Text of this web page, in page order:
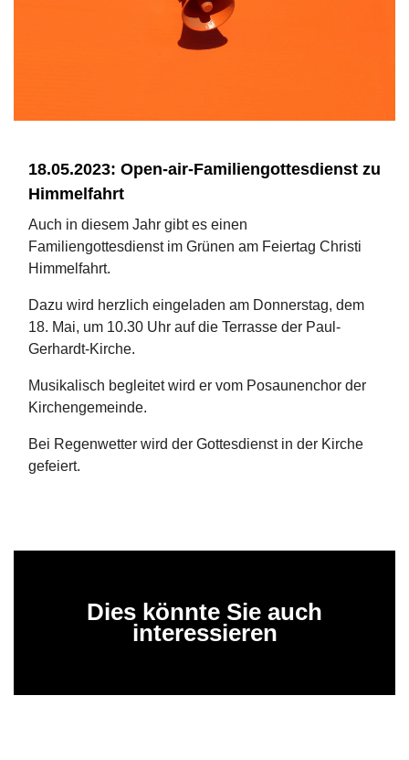
18.05.2023: Open-air-Familiengottesdienst zu
Himmelfahrt
Auch in diesem Jahr gibt es einen
Familiengottesdienst im Grünen am Feiertag Christi
Himmelfahrt.
Dazu wird herzlich eingeladen am Donnerstag, dem
18. Mai, um 10.30 Uhr auf die Terrasse der Paul-
Gerhardt-Kirche.
Musikalisch begleitet wird er vom Posaunenchor der
Kirchengemeinde.
Bei Regenwetter wird der Gottesdienst in der Kirche
gefeiert.
Dies könnte Sie auch
interessieren